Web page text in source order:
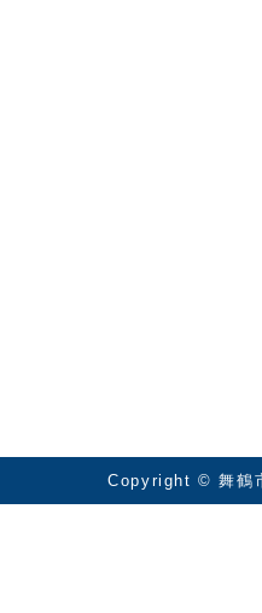
Copyright © 舞鶴